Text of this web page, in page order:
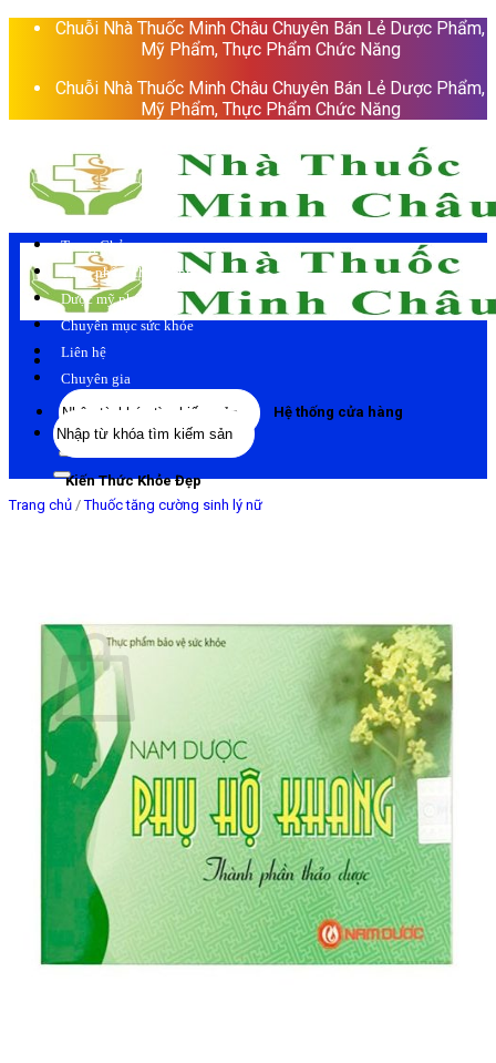
Skip
Chuỗi Nhà Thuốc Minh Châu Chuyên Bán Lẻ Dược Phẩm,
Mỹ Phẩm, Thực Phẩm Chức Năng
Chuỗi Nhà Thuốc Minh Châu Chuyên Bán Lẻ Dược Phẩm,
Mỹ Phẩm, Thực Phẩm Chức Năng
Tìm
kiếm:
Hệ thống cửa hàng
Kiến Thức Khỏe Đẹp
Giỏ hàng
Chưa có sản phẩm trong giỏ hàng.
Quay trở lại cửa hàng
Trang Chủ
Thực phẩm chức năng
Dược mỹ phẩm
Chuyên mục sức khỏe
Liên hệ
Chuyên gia
Tìm
kiếm:
Trang chủ / Thuốc tăng cường sinh lý nữ